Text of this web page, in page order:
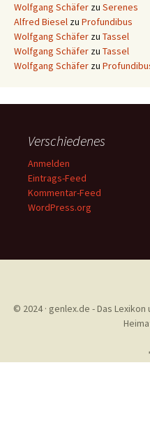
Wolfgang Schäfer zu Serenes
Alfred Biesel zu Profundibus
Wolfgang Schäfer zu Tassel
Wolfgang Schäfer zu Tassel
Wolfgang Schäfer zu
Verschiedenes
Anmelden
Eintrags-Feed
Kommentar-Feed
WordPress.org
© 2024 · genlex.de - Das